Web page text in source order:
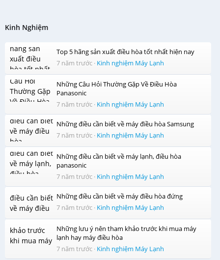
Kinh Nghiệm
Top 5 hãng sản xuất điều hòa tốt nhất hiện nay
7 năm trước · Kinh nghiệm Máy Lạnh
Những Câu Hỏi Thường Gặp Về Điều Hòa
Panasonic
7 năm trước · Kinh nghiệm Máy Lạnh
Những điều cần biết về máy điều hòa Samsung
7 năm trước · Kinh nghiệm Máy Lạnh
Những điều cần biết về máy lạnh, điều hòa
panasonic
7 năm trước · Kinh nghiệm Máy Lạnh
Những điều cần biết về máy điều hòa đứng
7 năm trước · Kinh nghiệm Máy Lạnh
Những lưu ý nên tham khảo trước khi mua máy
lạnh hay máy điều hòa
7 năm trước · Kinh nghiệm Máy Lạnh
người lớn tuổi hoặc trẻ nhỏ. Nhờ chế độ này, các thành
cảm lạnh.
Chức năng hút ẩm tạo không khí khô thoáng
Đặc biệt vào những ngày trời mưa, căn phòng của bạn sẽ
trở nên ẩm thấp vô cùng khó chịu. Đừng lo lắng vì đã có
chức năng hút ẩm của máy lạnh Panasonic này. Nhờ chế
độ này, căn phòng sẽ luôn được khô ráo và thông thoáng,
mang đến cho bạn sự dễ chịu hơn bao giờ hết.